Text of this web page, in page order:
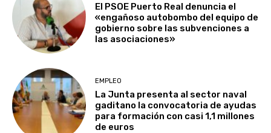
El PSOE Puerto Real denuncia el
«engañoso autobombo del equipo de
gobierno sobre las subvenciones a
las asociaciones»
EMPLEO
La Junta presenta al sector naval
gaditano la convocatoria de ayudas
para formación con casi 1,1 millones
de euros